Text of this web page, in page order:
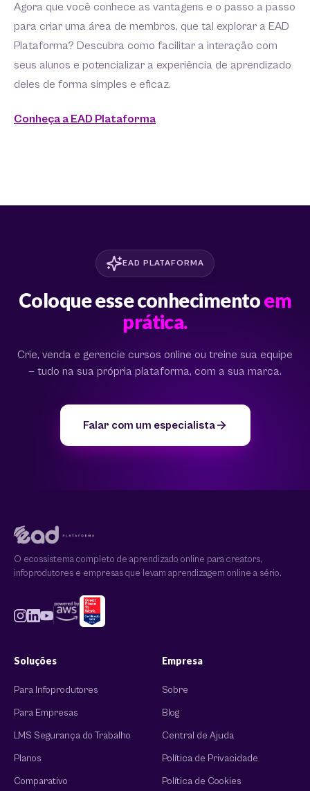
Agora que você conhece as vantagens e o passo a passo
para criar uma área de membros, que tal explorar a EAD
Plataforma? Descubra como facilitar a interação com
seus alunos e potencializar a experiência de aprendizado
deles de forma simples e eficaz.
Conheça a EAD Plataforma
EAD PLATAFORMA
Coloque esse conhecimentoem
prática.
Crie, venda e gerencie cursos online ou treine sua equipe
— tudo na sua própria plataforma, com a sua marca.
Falar com um especialista
O ecossistema completo de aprendizado online para creators,
infoprodutores e empresas que levam aprendizagem online a sério.
Soluções
Para Infoprodutores
Para Empresas
LMS Segurança do Trabalho
Planos
Comparativo
Empresa
Sobre
Blog
Central de Ajuda
Política de Privacidade
Política de Cookies